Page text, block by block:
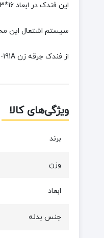
این فندک در ابعاد 16*3*2 سانتی‌متر و وزن حدود 23 گرم به گونه‌ای طراحی شده که به راحتی در کوله پشتی یا جیب لباس جا می‌گیرد.
سیستم اشتعال این
از فندک جرقه زن BRS-191A می‌توان در طبیعت‌گردی، پیک‌نیک، کمپینگ و استفاده روزمره بهره برد.
ویژگی‌های کالا
برند
وزن
ابعاد
جنس بدنه